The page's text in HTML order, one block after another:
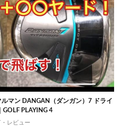
マン DANGAN（ダンガン）7 ドライ
PLAYING 4
・レビュー